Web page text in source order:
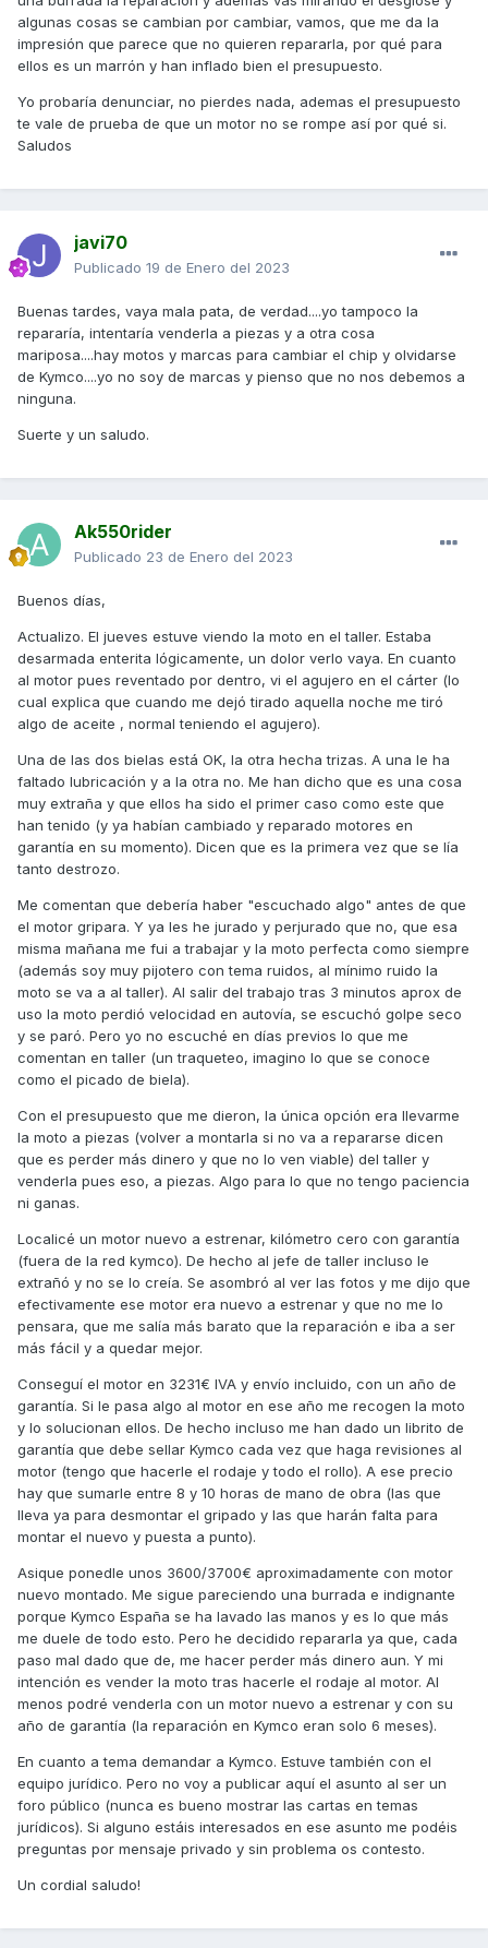
algunas cosas se cambian por cambiar, vamos, que me da la
impresión que parece que no quieren repararla, por qué para
ellos es un marrón y han inflado bien el presupuesto.
Yo probaría denunciar, no pierdes nada, ademas el presupuesto
te vale de prueba de que un motor no se rompe así por qué si.
Saludos
javi70
Publicado 19 de Enero del 2023
Buenas tardes, vaya mala pata, de verdad....yo tampoco la
repararía, intentaría venderla a piezas y a otra cosa
mariposa....hay motos y marcas para cambiar el chip y olvidarse
de Kymco....yo no soy de marcas y pienso que no nos debemos a
ninguna.
Suerte y un saludo.
Ak550rider
Publicado 23 de Enero del 2023
Buenos días,
Actualizo. El jueves estuve viendo la moto en el taller. Estaba
desarmada enterita lógicamente, un dolor verlo vaya. En cuanto
al motor pues reventado por dentro, vi el agujero en el cárter (lo
cual explica que cuando me dejó tirado aquella noche me tiró
algo de aceite , normal teniendo el agujero).
Una de las dos bielas está OK, la otra hecha trizas. A una le ha
faltado lubricación y a la otra no. Me han dicho que es una cosa
muy extraña y que ellos ha sido el primer caso como este que
han tenido (y ya habían cambiado y reparado motores en
garantía en su momento). Dicen que es la primera vez que se lía
tanto destrozo.
Me comentan que debería haber "escuchado algo" antes de que
el motor gripara. Y ya les he jurado y perjurado que no, que esa
misma mañana me fui a trabajar y la moto perfecta como siempre
(además soy muy pijotero con tema ruidos, al mínimo ruido la
moto se va a al taller). Al salir del trabajo tras 3 minutos aprox de
uso la moto perdió velocidad en autovía, se escuchó golpe seco
y se paró. Pero yo no escuché en días previos lo que me
comentan en taller (un traqueteo, imagino lo que se conoce
como el picado de biela).
Con el presupuesto que me dieron, la única opción era llevarme
la moto a piezas (volver a montarla si no va a repararse dicen
que es perder más dinero y que no lo ven viable) del taller y
venderla pues eso, a piezas. Algo para lo que no tengo paciencia
ni ganas.
Localicé un motor nuevo a estrenar, kilómetro cero con garantía
(fuera de la red kymco). De hecho al jefe de taller incluso le
extrañó y no se lo creía. Se asombró al ver las fotos y me dijo que
efectivamente ese motor era nuevo a estrenar y que no me lo
pensara, que me salía más barato que la reparación e iba a ser
más fácil y a quedar mejor.
Conseguí el motor en 3231€ IVA y envío incluido, con un año de
garantía. Si le pasa algo al motor en ese año me recogen la moto
y lo solucionan ellos. De hecho incluso me han dado un librito de
garantía que debe sellar Kymco cada vez que haga revisiones al
motor (tengo que hacerle el rodaje y todo el rollo). A ese precio
hay que sumarle entre 8 y 10 horas de mano de obra (las que
lleva ya para desmontar el gripado y las que harán falta para
montar el nuevo y puesta a punto).
Asique ponedle unos 3600/3700€ aproximadamente con motor
nuevo montado. Me sigue pareciendo una burrada e indignante
porque Kymco España se ha lavado las manos y es lo que más
me duele de todo esto. Pero he decidido repararla ya que, cada
paso mal dado que de, me hacer perder más dinero aun. Y mi
intención es vender la moto tras hacerle el rodaje al motor. Al
menos podré venderla con un motor nuevo a estrenar y con su
año de garantía (la reparación en Kymco eran solo 6 meses).
En cuanto a tema demandar a Kymco. Estuve también con el
equipo jurídico. Pero no voy a publicar aquí el asunto al ser un
foro público (nunca es bueno mostrar las cartas en temas
jurídicos). Si alguno estáis interesados en ese asunto me podéis
preguntas por mensaje privado y sin problema os contesto.
Un cordial saludo!